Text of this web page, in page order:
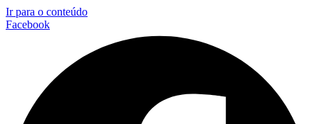
Ir para o conteúdo
Facebook